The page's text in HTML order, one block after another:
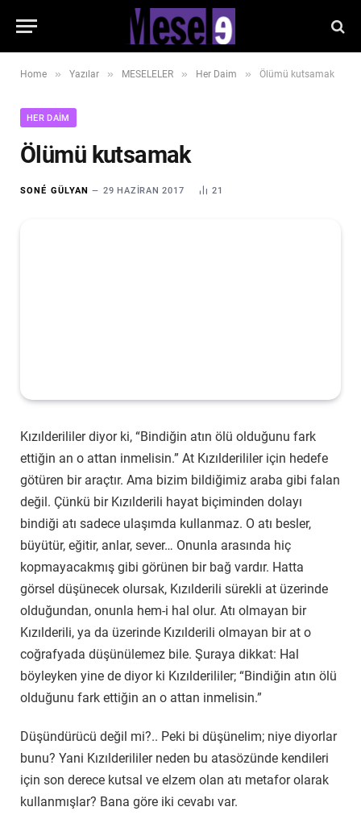
Home » Yazılar » MESELELER » Her Daim » Ölümü kutsamak
HER DAIM
Ölümü kutsamak
SONÉ GÜLYAN 29 HAZIRAN 2017 21
Kızılderililer diyor ki, “Bindiğin atın ölü olduğunu fark
ettiğin an o attan inmelisin.” At Kızılderililer için hedefe
götüren bir araçtır. Ama bizim bildiğimiz araba gibi falan
değil. Çünkü bir Kızılderili hayat biçiminden dolayı
bindiği atı sadece ulaşımda kullanmaz. O atı besler,
büyütür, eğitir, anlar, sever… Onunla arasında hiç
kopmayacakmış gibi görünen bir bağ vardır. Hatta
görsel düşünecek olursak, Kızılderili sürekli at üzerinde
olduğundan, onunla hem-i hal olur. Atı olmayan bir
Kızılderili, ya da üzerinde Kızılderili olmayan bir at o
coğrafyada düşünülemez bile. Şuraya dikkat: Hal
böyleyken yine de diyor ki Kızılderililer; “Bindiğin atın ölü
olduğunu fark ettiğin an o attan inmelisin.”
Düşündürücü değil mi?.. Peki bi düşünelim; niye diyorlar
bunu? Yani Kızılderililer neden bu atasözünde kendileri
için son derece kutsal ve elzem olan atı metafor olarak
kullanmışlar? Bana göre iki cevabı var.